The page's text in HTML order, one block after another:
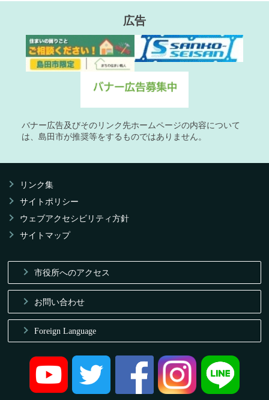
広告
バナー広告及びそのリンク先ホームページの内容について
は、島田市が推奨等をするものではありません。
リンク集
サイトポリシー
ウェブアクセシビリティ方針
サイトマップ
市役所へのアクセス
お問い合わせ
Foreign Language